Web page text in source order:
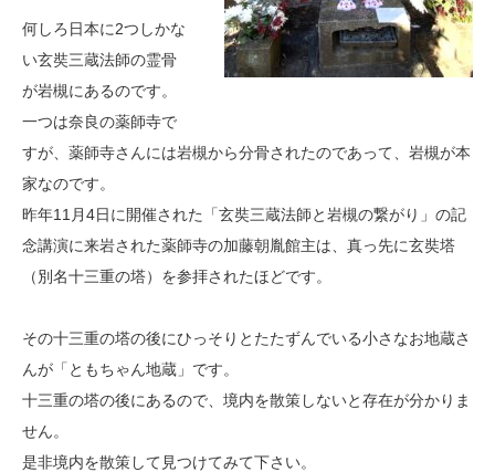
何しろ日本に2つしかな
い玄奘三蔵法師の霊骨
が岩槻にあるのです。
一つは奈良の薬師寺で
すが、薬師寺さんには岩槻から分骨されたのであって、岩槻が本
家なのです。
昨年11月4日に開催された「玄奘三蔵法師と岩槻の繋がり」の記
念講演に来岩された薬師寺の加藤朝胤館主は、真っ先に玄奘塔
（別名十三重の塔）を参拝されたほどです。
その十三重の塔の後にひっそりとたたずんでいる小さなお地蔵さ
んが「ともちゃん地蔵」です。
十三重の塔の後にあるので、境内を散策しないと存在が分かりま
せん。
是非境内を散策して見つけてみて下さい。